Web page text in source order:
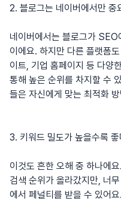
2. 블로그는 네이버에서만 중
네이버에서는 블로그가
이에요. 하지만 다른 플랫폼
이트, 기업 홈페이지 등 다양
통해 높은 순위를 차지할 수
들은 자신에게 맞는 최적화
3. 키워드 밀도가 높을수록 좋
이것도 흔한 오해 중 하나에
검색 순위가 올라갔지만, 너
에서 페널티를 받을 수 있어